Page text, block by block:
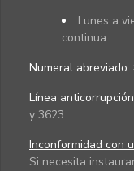
Lunes a
continua.
Numeral abreviado:
Línea
y 3623
Inconformidad con
Si necesita